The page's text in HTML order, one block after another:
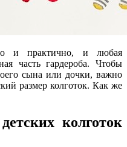
и практично, и любая
часть гардероба. Чтобы
сына или дочки, важно
размер колготок. Как же
колготок